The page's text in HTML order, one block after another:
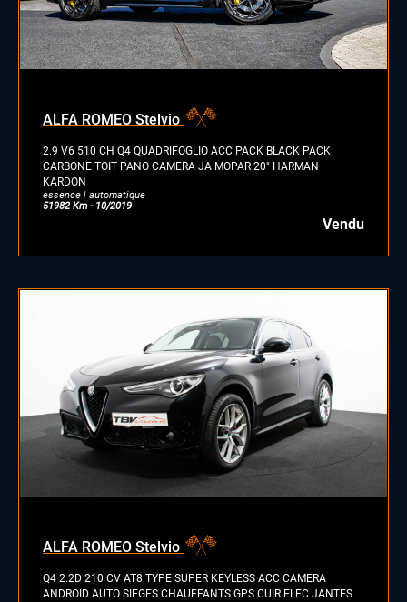
ALFA ROMEO Stelvio
2.9 V6 510 CH Q4 QUADRIFOGLIO ACC PACK BLACK PACK
CARBONE TOIT PANO CAMERA JA MOPAR 20″ HARMAN
KARDON
essence | automatique
51982 Km - 10/2019
Vendu
ALFA ROMEO Stelvio
Q4 2.2D 210 CV AT8 TYPE SUPER KEYLESS ACC CAMERA
ANDROID AUTO SIEGES CHAUFFANTS GPS CUIR ELEC JANTES